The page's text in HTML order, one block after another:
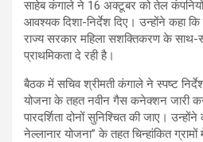
साहेब कंगाले ने 16 अक्टूबर को तेल
आवश्यक दिशा-निर्देश दिए। उन्होंने कहा
राज्य सरकार महिला सशक्तिकरण के साथ-
प्राथमिकता दे रही है।
बैठक में सचिव श्रीमती कंगाले ने स्पष्ट
योजना के तहत नवीन गैस कनेक्शन जारी
पारदर्शिता दोनों सुनिश्चित की जाए।
नेल्लानार योजना” के तहत चिन्हांकित ग्रामों